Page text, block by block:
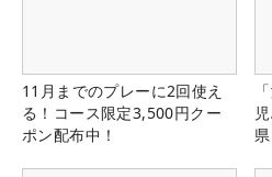
11月までのプレーに2回使え
る！コース限定3,500円クー
ポン配布中！